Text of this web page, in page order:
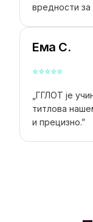
вредности
Ема С.
⭐⭐⭐⭐⭐
„ГГЛОТ је
титлова
и прецизно.”